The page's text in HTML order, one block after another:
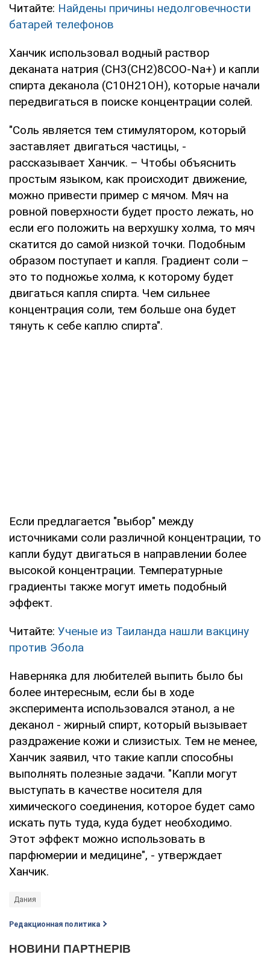
Читайте: Найдены причины недолговечности
батарей телефонов
Ханчик использовал водный раствор
деканата натрия (CH3(CH2)8COO-Na+) и капли
спирта деканола (C10H21OH), которые начали
передвигаться в поиске концентрации солей.
"Соль является тем стимулятором, который
заставляет двигаться частицы, -
рассказывает Ханчик. – Чтобы объяснить
простым языком, как происходит движение,
можно привести пример с мячом. Мяч на
ровной поверхности будет просто лежать, но
если его положить на верхушку холма, то мяч
скатится до самой низкой точки. Подобным
образом поступает и капля. Градиент соли –
это то подножье холма, к которому будет
двигаться капля спирта. Чем сильнее
концентрация соли, тем больше она будет
тянуть к себе каплю спирта".
Если предлагается "выбор" между
источниками соли различной концентрации, то
капли будут двигаться в направлении более
высокой концентрации. Температурные
градиенты также могут иметь подобный
эффект.
Читайте: Ученые из Таиланда нашли вакцину
против Эбола
Наверняка для любителей выпить было бы
более интересным, если бы в ходе
эксперимента использовался этанол, а не
деканол - жирный спирт, который вызывает
раздражение кожи и слизистых. Тем не менее,
Ханчик заявил, что такие капли способны
выполнять полезные задачи. "Капли могут
выступать в качестве носителя для
химического соединения, которое будет само
искать путь туда, куда будет необходимо.
Этот эффект можно использовать в
парфюмерии и медицине", - утверждает
Ханчик.
Дания
Редакционная политика